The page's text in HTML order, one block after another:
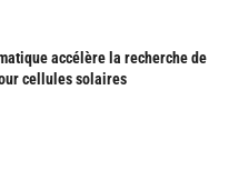
accélère la recherche de
cellules solaires